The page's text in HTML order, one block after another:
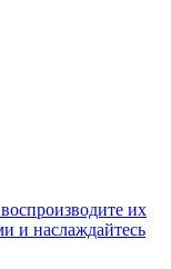
их
и наслаждайтесь